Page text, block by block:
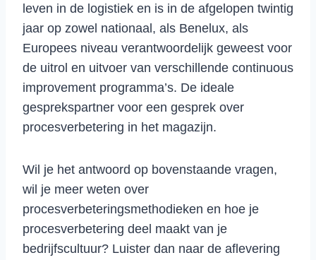
leven in de logistiek en is in de afgelopen twintig
jaar op zowel nationaal, als Benelux, als
Europees niveau verantwoordelijk geweest voor
de uitrol en uitvoer van verschillende continuous
improvement programma’s. De ideale
gesprekspartner voor een gesprek over
procesverbetering in het magazijn.
Wil je het antwoord op bovenstaande vragen,
wil je meer weten over
procesverbeteringsmethodieken en hoe je
procesverbetering deel maakt van je
bedrijfscultuur? Luister dan naar de aflevering